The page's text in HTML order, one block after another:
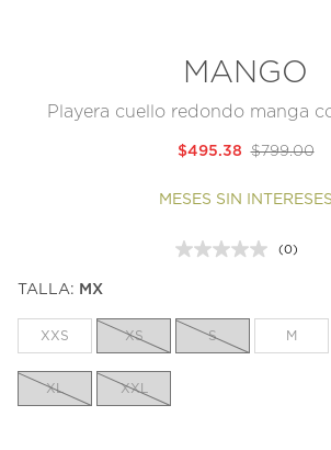
MANGO
Playera cuello redondo manga
$799.00
$495.38
MESES SIN INTERESES
Sin
la
misma
(0)
TALLA: MX
XXS XS S M
XL XXL